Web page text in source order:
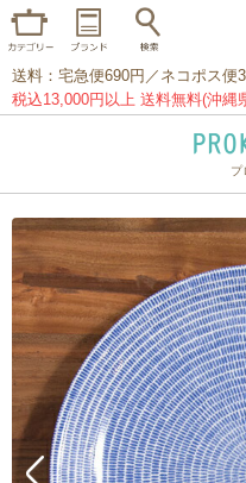
家事問屋 ウェッ
プレート グラス
プロキッチンオリジ
山一 マリメッコ
送料：宅急便690円／ネコポス便
税込13,000円以上 送料無料(沖縄
プ